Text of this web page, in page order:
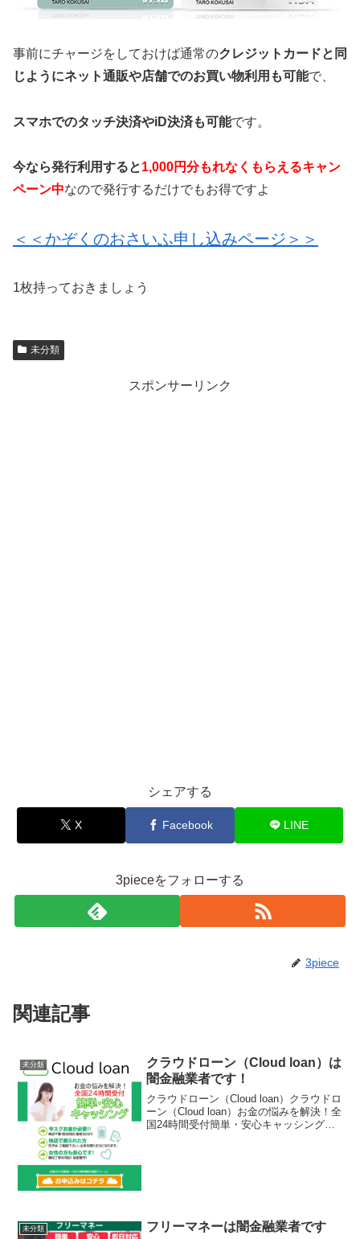
事前にチャージをしておけば通常のクレジットカードと同
じようにネット通販や店舗でのお買い物利用も可能で、
スマホでのタッチ決済やiD決済も可能です。
今なら発行利用すると1,000円分もれなくもらえるキャン
ペーン中なので発行するだけでもお得ですよ
＜＜かぞくのおさいふ申し込みページ＞＞
1枚持っておきましょう
未分類
スポンサーリンク
シェアする
X Facebook LINE
3pieceをフォローする
3piece
関連記事
未分類
クラウドローン（Cloud loan）は
闇金融業者です！
クラウドローン（Cloud loan）クラウドロ
ーン（Cloud loan）お金の悩みを解決！全
国24時間受付簡単・安心キャッシング。
未分類 フリーマネーは闇金融業者です